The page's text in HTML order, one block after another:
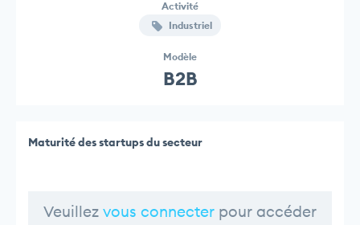
Activité
Industriel
Modèle
B2B
Maturité des startups du secteur
Veuillez vous connecter pour accéder